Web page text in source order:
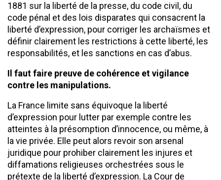
1881 sur la liberté de la presse, du code civil, du
code pénal et des lois disparates qui consacrent la
liberté d’expression, pour corriger les archaïsmes et
définir clairement les restrictions à cette liberté, les
responsabilités, et les sanctions en cas d’abus.
Il faut faire preuve de cohérence et vigilance
contre les manipulations.
La France limite sans équivoque la liberté
d’expression pour lutter par exemple contre les
atteintes à la présomption d’innocence, ou même, à
la vie privée. Elle peut alors revoir son arsenal
juridique pour prohiber clairement les injures et
diffamations religieuses orchestrées sous le
prétexte de la liberté d’expression. La Cour de